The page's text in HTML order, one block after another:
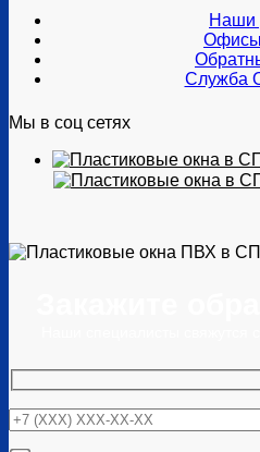
Наши
Служба
Мы в соц сетях